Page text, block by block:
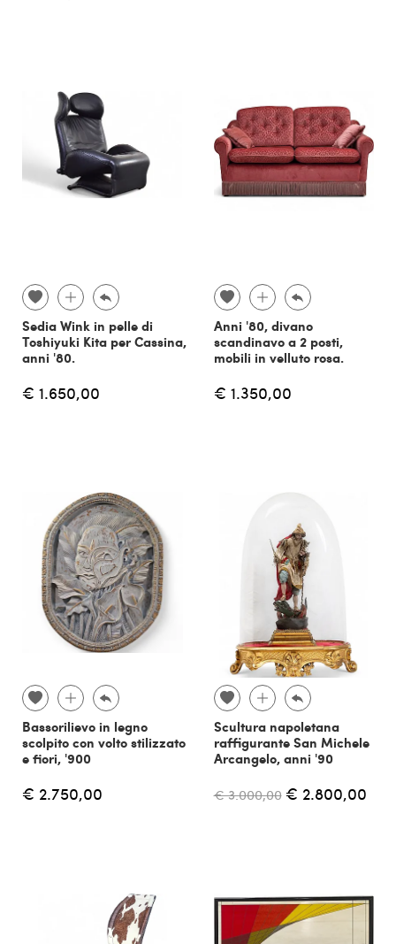
Sedia Wink in pelle di
Toshiyuki Kita per Cassina,
anni '80.
€ 1.650,00
Anni '80, divano
scandinavo a 2 posti,
mobili in velluto rosa.
€ 1.350,00
Bassorilievo in legno
scolpito con volto stilizzato
e fiori, '900
€ 2.750,00
Scultura napoletana
raffigurante San Michele
Arcangelo, anni '90
€ 3.000,00 € 2.800,00